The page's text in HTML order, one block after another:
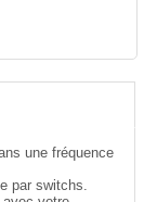
une fréquence
par switchs.